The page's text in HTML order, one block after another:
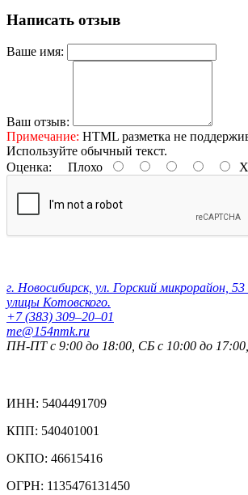
Написать отзыв
Ваше имя:
Ваш отзыв:
Примечание: HTML разметка не
Используйте обычный текст.
Оценка: Плохо
г. Новосибирск, ул. Горский микрорайон,
улицы Котовского.
+7 (383) 309‒20‒01
me@154nmk.ru
ПН-ПТ с 9:00 до 18:00, СБ с 10:00 до
ИНН: 5404491709
КПП: 540401001
ОКПО: 46615416
ОГРН: 1135476131450